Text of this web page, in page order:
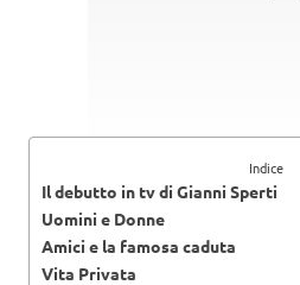
Indice
Il debutto in tv di Gianni Sperti
Uomini e Donne
Amici e la famosa caduta
Vita Privata